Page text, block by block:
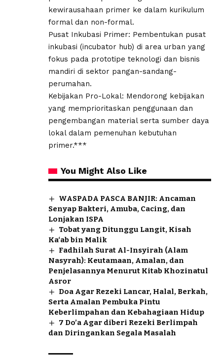
kewirausahaan primer ke dalam kurikulum
formal dan non-formal.
​Pusat Inkubasi Primer: Pembentukan pusat
inkubasi (incubator hub) di area urban yang
fokus pada prototipe teknologi dan bisnis
mandiri di sektor pangan-sandang-
perumahan.
​Kebijakan Pro-Lokal: Mendorong kebijakan
yang memprioritaskan penggunaan dan
pengembangan material serta sumber daya
lokal dalam pemenuhan kebutuhan
primer.***
You Might Also Like
WASPADA PASCA BANJIR: Ancaman
Senyap Bakteri, Amuba, Cacing, dan
Lonjakan ISPA
Tobat yang Ditunggu Langit, Kisah
Ka‘ab bin Malik
Fadhilah Surat Al-Insyirah (Alam
Nasyrah): Keutamaan, Amalan, dan
Penjelasannya Menurut Kitab Khozinatul
Asror
Doa Agar Rezeki Lancar, Halal, Berkah,
Serta Amalan Pembuka Pintu
Keberlimpahan dan Kebahagiaan Hidup
7 Do’a Agar diberi Rezeki Berlimpah
dan Diringankan Segala Masalah